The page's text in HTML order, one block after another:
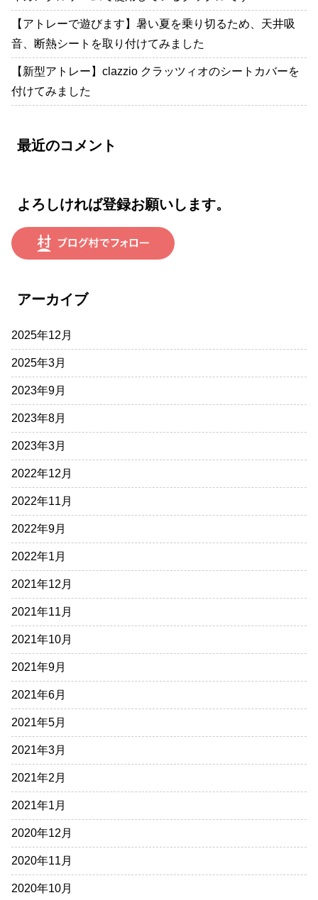
【アトレーで遊びます】暑い夏を乗り切るため、天井吸
音、断熱シートを取り付けてみました
【新型アトレー】clazzio クラッツィオのシートカバーを
付けてみました
最近のコメント
よろしければ登録お願いします。
アーカイブ
2025年12月
2025年3月
2023年9月
2023年8月
2023年3月
2022年12月
2022年11月
2022年9月
2022年1月
2021年12月
2021年11月
2021年10月
2021年9月
2021年6月
2021年5月
2021年3月
2021年2月
2021年1月
2020年12月
2020年11月
2020年10月